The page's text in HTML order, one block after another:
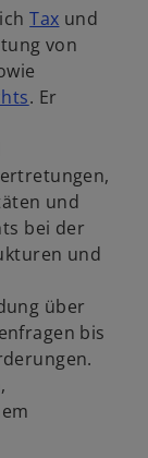
Tax und
von
. Er
und
bei der
und
über
bis